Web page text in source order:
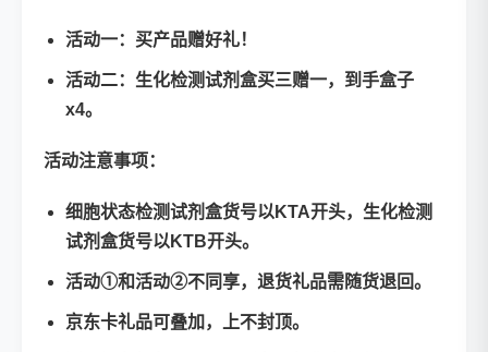
活动一：买产品赠好礼！
活动二：生化检测试剂盒买三赠一，到手盒子
x4。
活动注意事项：
细胞状态检测试剂盒货号以KTA开头，生化检测
试剂盒货号以KTB开头。
活动①和活动②不同享，退货礼品需随货退回。
京东卡礼品可叠加，上不封顶。